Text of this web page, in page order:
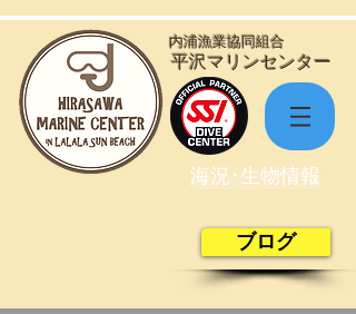
​平沢マリンセンター
​内浦漁業協同組合
海況･生物情報
ブログ